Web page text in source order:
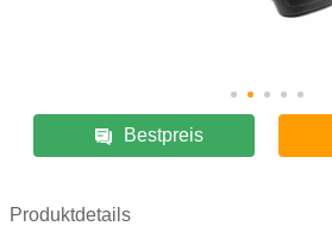
Bestpreis
Produktdetails